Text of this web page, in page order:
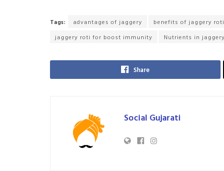
Tags: advantages of jaggery benefits of jaggery roti
jaggery roti for boost immunity
Nutrients in jaggery
Share
Social Gujarati